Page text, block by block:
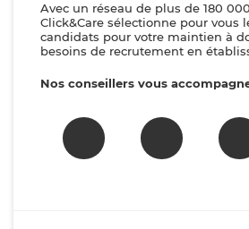
Avec un réseau de plus de 180
Click&Care sélectionne pour vous
candidats pour votre maintien à
besoins de recrutement en
Nos conseillers vous